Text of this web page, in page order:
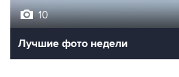
10
Лучшие фото недели